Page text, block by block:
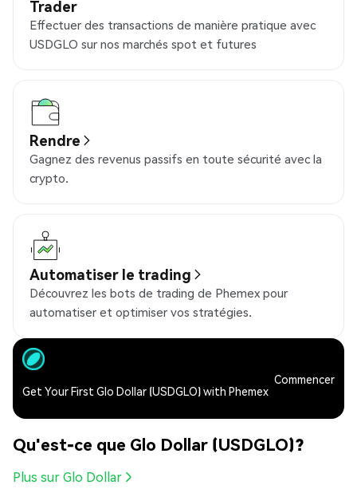
Trader
Effectuer des transactions de manière pratique avec
USDGLO sur nos marchés spot et futures
Rendre
Gagnez des revenus passifs en toute sécurité avec la
crypto.
Automatiser le trading
Découvrez les bots de trading de Phemex pour
automatiser et optimiser vos stratégies.
Get Your First Glo Dollar (USDGLO) with Phemex
Commencer
Qu'est-ce que Glo Dollar (USDGLO)?
Plus sur Glo Dollar